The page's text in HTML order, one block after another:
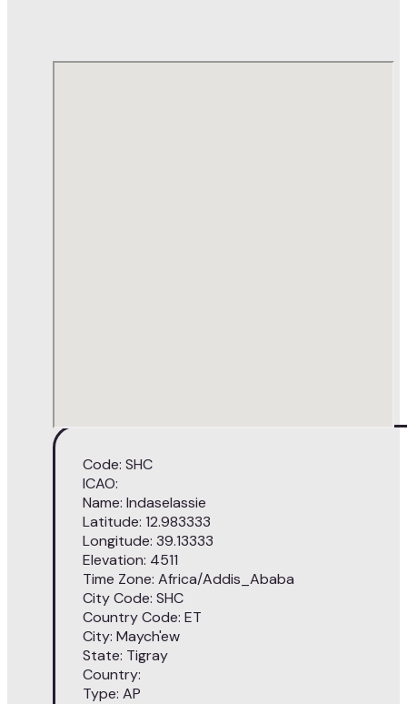
Code: SHC
ICAO:
Name: Indaselassie
Latitude: 12.983333
Longitude: 39.13333
Elevation: 4511
Time Zone: Africa/Addis_Ababa
City Code: SHC
Country Code: ET
City: Maych'ew
State: Tigray
Country:
Type: AP